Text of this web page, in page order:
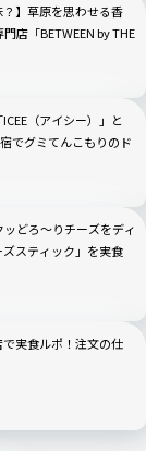
？】草原を思わせる香
店「BETWEEN by THE
（アイシー）」と
でグミてんこもりのド
ッどろ～りチーズをディ
スティック」を実食
実食ルポ！注文の仕